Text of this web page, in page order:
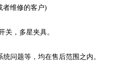
者维修的客户)
关，多星夹具。
问题等，均在售后范围之内。